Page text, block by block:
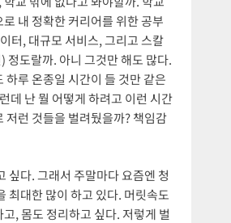
내 정확한 커리어를 위한 공부
터, 대규모 서비스, 그리고 스칼
정도랄까. 아니 그것만 해도 많다.
하루 온종일 시간이 들 것만 같은
데 난 뭘 어떻게 하려고 이런 시간
저런 것들을 벌려뒀을까? 책임감
싶다. 그래서 주말마다 요즘엔 청
최대한 많이 하고 있다. 머릿속도
, 몸도 정리하고 싶다. 저렇게 벌